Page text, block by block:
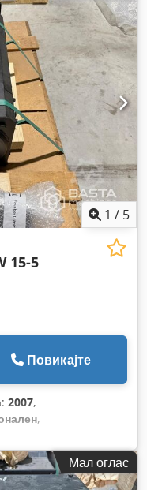
1 / 5
15-5
Повикајте
2007,
,
Мал оглас